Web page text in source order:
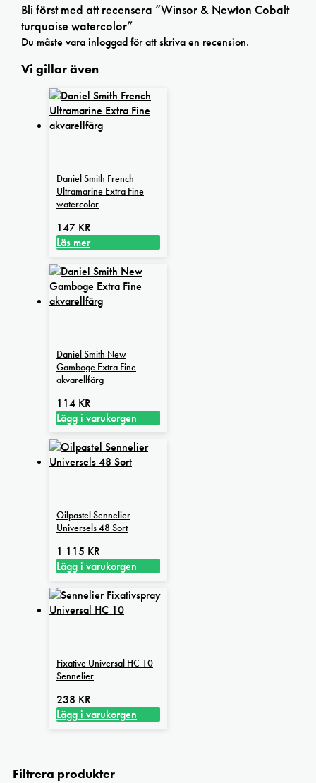
Bli först med att recensera ”Winsor & Newton Cobalt
turquoise watercolor”
Du måste varainloggadför att skriva en recension.
Vi gillar även
Daniel Smith French
Ultramarine Extra Fine
watercolor
147 KR
Läs mer
Daniel Smith New
Gamboge Extra Fine
akvarellfärg
114 KR
Lägg i varukorgen
Oilpastel Sennelier
Universels 48 Sort
1 115 KR
Lägg i varukorgen
Fixative Universal HC 10
Sennelier
238 KR
Lägg i varukorgen
Filtrera produkter